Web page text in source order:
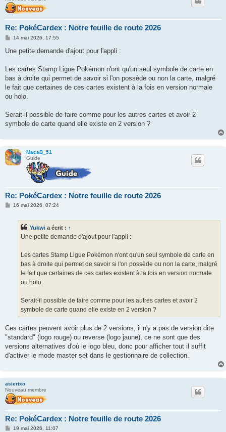
Re: PokéCardex : Notre feuille de route 2026
M
s
g
14 mai 2026, 17:55
Une petite demande d'ajout pour l'appli :
Les cartes Stamp Ligue Pokémon n'ont qu'un seul symbole de carte en
bas à droite qui permet de savoir si l'on possède ou non la carte, malgré
le fait que certaines de ces cartes existent à la fois en version normale
ou holo.
Serait-il possible de faire comme pour les autres cartes et avoir 2
symbole de carte quand elle existe en 2 version ?
MacaB_51
Guide
Re: PokéCardex : Notre feuille de route 2026
M16 mai 2026, 07:24
Yukwi a écrit : ↑
Une petite demande d'ajout pour l'appli :
Les cartes Stamp Ligue Pokémon n'ont qu'un seul symbole de carte en
bas à droite qui permet de savoir si l'on possède ou non la carte, malgré
le fait que certaines de ces cartes existent à la fois en version normale
ou holo.
Serait-il possible de faire comme pour les autres cartes et avoir 2
symbole de carte quand elle existe en 2 version ?
Ces cartes peuvent avoir plus de 2 versions, il n'y a pas de version dite
"standard" (logo rouge) ou reverse (logo jaune), ce ne sont que des
versions alternatives d'où le logo bleu, donc pour afficher tout il suffit
d'activer le mode master set dans le gestionnaire de collection.
asiertxo
Nouveau membre
Re: PokéCardex : Notre feuille de route 2026
M
19 mai 2026, 11:07